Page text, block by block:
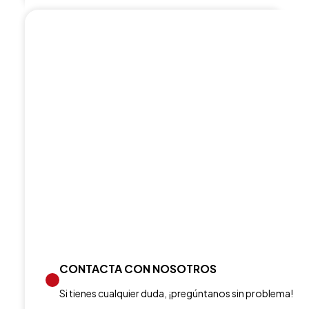
CONTACTA CON NOSOTROS
Si tienes cualquier duda, ¡pregúntanos sin problema!